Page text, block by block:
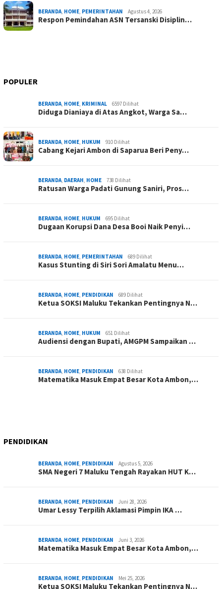
BERANDA HOME PEMERINTAHAN Agustus 4, 2026
Respon Pemindahan ASN Tersanski Disiplin…
POPULER
BERANDA HOME KRIMINAL 6597 Dilihat
Diduga Dianiaya di Atas Angkot, Warga Sa…
BERANDA HOME HUKUM 910 Dilihat
Cabang Kejari Ambon di Saparua Beri Peny…
BERANDA DAERAH HOME 738 Dilihat
Ratusan Warga Padati Gunung Saniri, Pros…
BERANDA HOME HUKUM 695 Dilihat
Dugaan Korupsi Dana Desa Booi Naik Penyi…
BERANDA HOME PEMERINTAHAN 689 Dilihat
Kasus Stunting di Siri Sori Amalatu Menu…
BERANDA HOME PENDIDIKAN 689 Dilihat
Ketua SOKSI Maluku Tekankan Pentingnya N…
BERANDA HOME HUKUM 651 Dilihat
Audiensi dengan Bupati, AMGPM Sampaikan …
BERANDA HOME PENDIDIKAN 638 Dilihat
Matematika Masuk Empat Besar Kota Ambon,…
PENDIDIKAN
BERANDA HOME PENDIDIKAN Agustus 5, 2026
SMA Negeri 7 Maluku Tengah Rayakan HUT K…
BERANDA HOME PENDIDIKAN Juni 28, 2026
Umar Lessy Terpilih Aklamasi Pimpin IKA …
BERANDA HOME PENDIDIKAN Juni 3, 2026
Matematika Masuk Empat Besar Kota Ambon,…
BERANDA HOME PENDIDIKAN Mei 25, 2026
Ketua SOKSI Maluku Tekankan Pentingnya N…